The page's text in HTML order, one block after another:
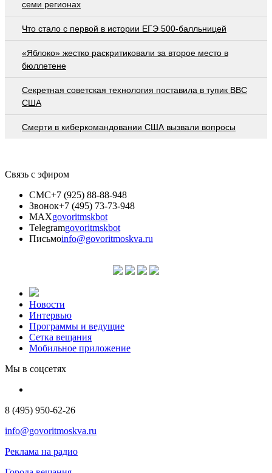
семи регионах
Что стало с первой в истории ЕГЭ 500-балльницей
«Яблоко» жестко раскритиковали за второе место в
бюллетене
Секретная советская технология поставила в тупик ВВС
США
Смерти в киберкомандовании США вызвали вопросы
Связь с эфиром
СМС+7 (925) 88-88-948
Звонок+7 (495) 73-73-948
MAXgovoritmskbot
Telegramgovoritmskbot
Письмоinfo@govoritmoskva.ru
Новости
Интервью
Программы и ведущие
Сетка вещания
Мобильное приложение
Мы в соцсетях
8 (495) 950-62-26
info@govoritmoskva.ru
Реклама на радио